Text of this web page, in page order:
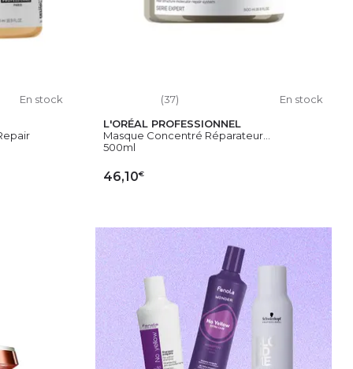
En stock (37)
En stock
L'ORÉAL PROFESSIONNEL
Masque Concentré Réparateur...
500ml
46,10€